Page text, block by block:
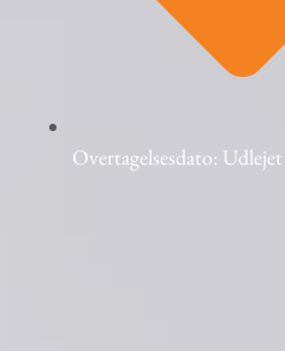
Overtagelsesdato: Udlejet